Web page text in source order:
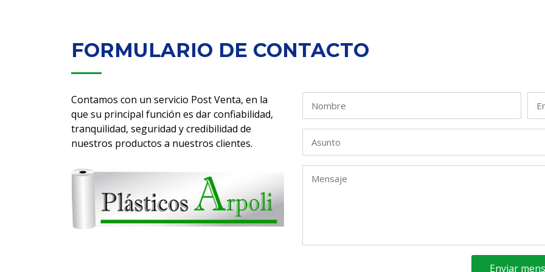
FORMULARIO DE CONTACTO
Contamos con un servicio Post Venta, en la
que su principal función es dar confiabilidad,
tranquilidad, seguridad y credibilidad de
nuestros productos a nuestros clientes.
Enviar